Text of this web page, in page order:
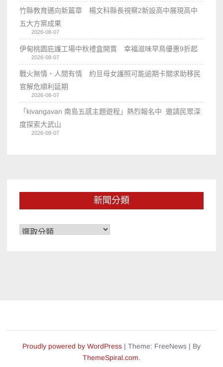
竹縣教育邁向新篇章 楊文科縣長視察2新設高中展現高中
五大方案成果
2026-08-07
伊甸桃園庇護工場中秋禮盒開賣 幸福滋味早鳥優惠9折起
2026-08-07
戰火無情、人間有情 約旦母女護照可能逾期卡關求助移民
官解危順利延期
2026-08-07
「kivangavan 南島五感主題遊程」熱烈報名中 邀請民眾深
度探索大武山
2026-08-07
新聞分類
新
Proudly powered by WordPress | Theme: FreeNews | By
ThemeSpiral.com.